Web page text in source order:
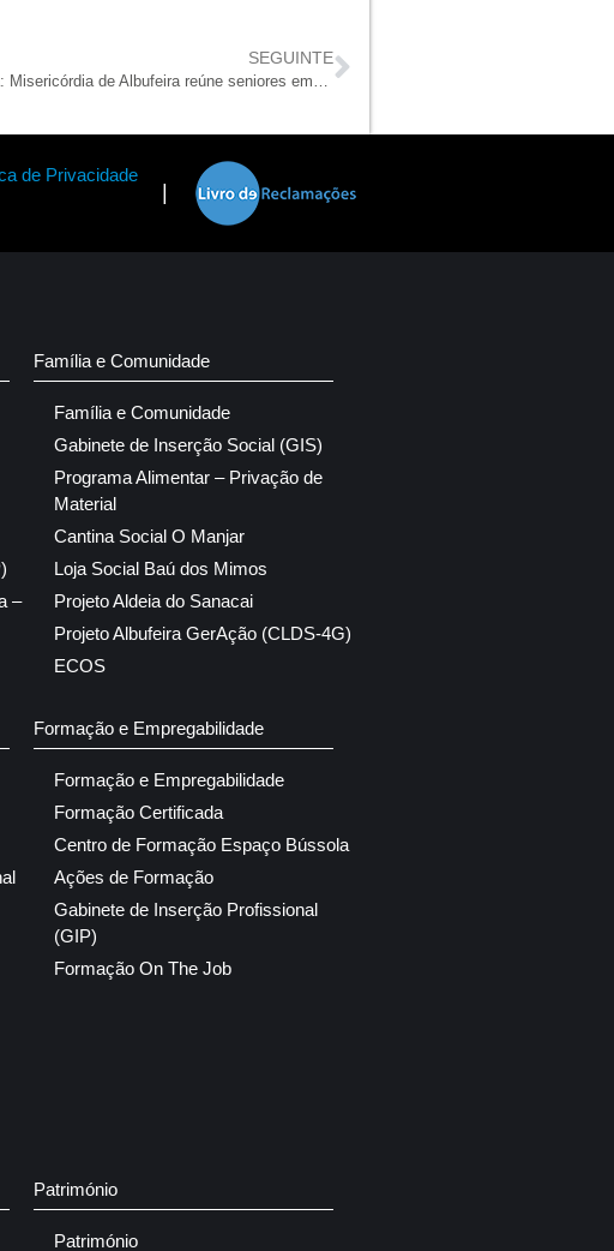
SEGUINTE
Celebrar a sabedoria: Misericórdia de Albufeira reúne seniores em dias de convívio e alegria
de Privacidade
–
Família e Comunidade
Família e Comunidade
Gabinete de Inserção Social (GIS)
Programa Alimentar – Privação de
Material
Cantina Social O Manjar
Loja Social Baú dos Mimos
Projeto Aldeia do Sanacai
Projeto Albufeira GerAção (CLDS-4G)
ECOS
Formação e Empregabilidade
Formação e Empregabilidade
Formação Certificada
Centro de Formação Espaço Bússola
Ações de Formação
Gabinete de Inserção Profissional
(GIP)
Formação On The Job
Património
Património